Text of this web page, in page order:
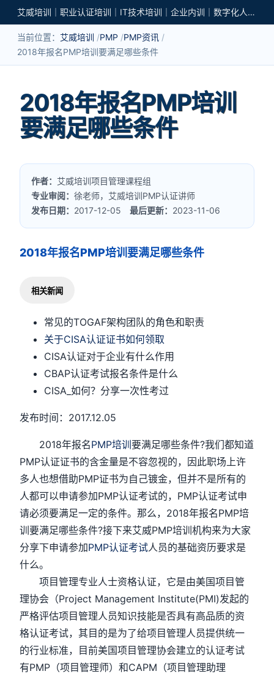
艾威培训｜职业认证培训｜IT技术培训｜企业内训｜数字化人才培养
当前位置： 艾威培训 PMP
PMP资讯
2018年报名PMP培训要满足哪些条件
2018年报名PMP培训
要满足哪些条件
作者： 艾威培训项目管理课程组
专业审阅：徐老师，艾威培训PMP认证讲师
发布日期： 2017-12-05最后更新： 2023-11-06
2018年报名PMP培训要满足哪些条件
相关新闻
常见的TOGAF架构团队的角色和职责
关于CISA认证证书如何领取
CISA认证对于企业有什么作用
CBAP认证考试报名条件是什么
CISA_如何？分享一次性考过
发布时间：2017.12.05
2018年报名PMP培训要满足哪些条件?我们都知道
PMP认证证书的含金量是不容忽视的，因此职场上许
多人也想借助PMP证书为自己镀金，但并不是所有的
人都可以申请参加PMP认证考试的，PMP认证考试申
请必须要满足一定的条件。那么，2018年报名PMP培
训要满足哪些条件?接下来艾威PMP培训机构来为大家
分享下申请参加PMP认证考试人员的基础资历要求是
什么。
项目管理专业人士资格认证，它是由美国项目管
理协会（Project Management Institute(PMI)发起的
严格评估项目管理人员知识技能是否具有高品质的资
格认证考试，其目的是为了给项目管理人员提供统一
的行业标准，目前美国项目管理协会建立的认证考试
有PMP（项目管理师）和CAPM（项目管理助理